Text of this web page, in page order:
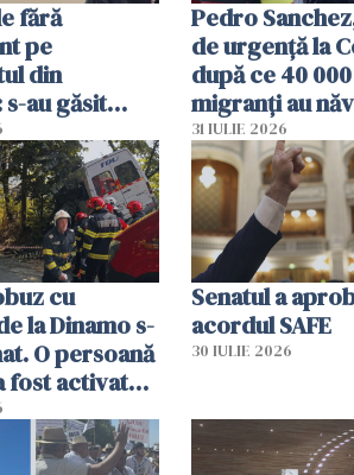
fără
pe
din
au găsit
aligator și o
de bani
Pedro
de urgență la
după ce 40
migranți au
teritoriul
mobiliza toate
resursele"
31 IULIE 2026
cu
la Dinamo s-
O persoană
fost activat
de
Senatul a
acordul SAFE
30 IULIE 2026